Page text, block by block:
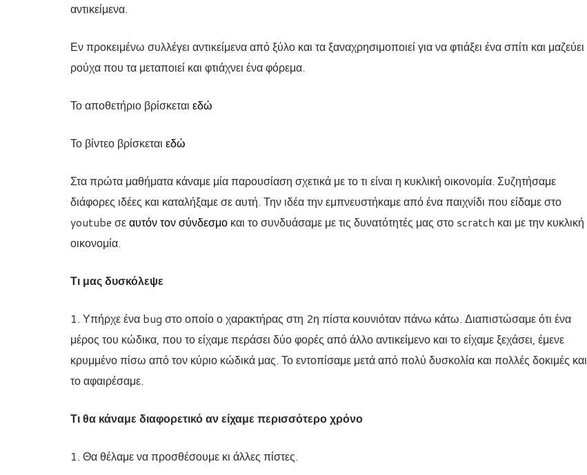
αντικείμενα.
Εν προκειμένω συλλέγει αντικείμενα από ξύλο και τα ξαναχρησιμοποιεί για να φτιάξει ένα σπίτι και μαζεύει
ρούχα που τα μεταποιεί και φτιάχνει ένα φόρεμα.
Το αποθετήριο βρίσκεται εδώ
Το βίντεο βρίσκεται εδώ
Στα πρώτα μαθήματα κάναμε μία παρουσίαση σχετικά με το τι είναι η κυκλική οικονομία. Συζητήσαμε
διάφορες ιδέες και καταλήξαμε σε αυτή. Την ιδέα την εμπνευστήκαμε από ένα παιχνίδι που είδαμε στο
youtube σεαυτόν τον σύνδεσμο και το συνδυάσαμε με τις δυνατότητές μας στο scratch και με την κυκλική
οικονομία.
Τι μας δυσκόλεψε
1. Υπήρχε ένα bug στο οποίο ο χαρακτήρας στη 2η πίστα κουνιόταν πάνω κάτω. Διαπιστώσαμε ότι ένα
μέρος του κώδικα, που το είχαμε περάσει δύο φορές από άλλο αντικείμενο και το είχαμε ξεχάσει, έμενε
κρυμμένο πίσω από τον κύριο κώδικά μας. Το εντοπίσαμε μετά από πολύ δυσκολία και πολλές δοκιμές και
το αφαιρέσαμε.
Τι θα κάναμε διαφορετικό αν είχαμε περισσότερο χρόνο
1. Θα θέλαμε να προσθέσουμε κι άλλες πίστες.